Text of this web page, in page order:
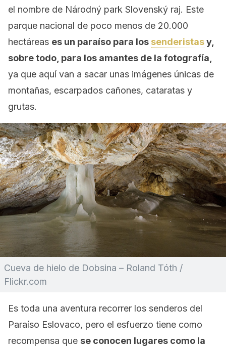
el nombre de Národný park Slovenský raj. Este
parque nacional de poco menos de 20.000
hectáreas es un paraíso para los senderistasy,
sobre todo, para los amantes de la fotografía,
ya que aquí van a sacar unas imágenes únicas de
montañas, escarpados cañones, cataratas y
grutas.
Cueva de hielo de Dobsina – Roland Tóth /
Flickr.com
Es toda una aventura recorrer los senderos del
Paraíso Eslovaco, pero el esfuerzo tiene como
recompensa que se conocen lugares como la